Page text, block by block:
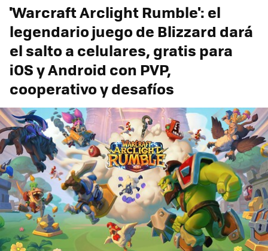
'Warcraft Arclight Rumble': el
legendario juego de Blizzard dará
el salto a celulares, gratis para
iOS y Android con PVP,
cooperativo y desafíos